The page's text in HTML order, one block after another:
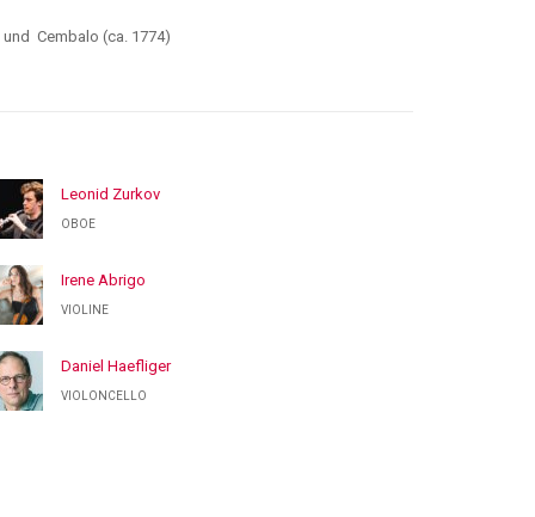
Cembalo (ca. 1774)
Leonid Zurkov
OBOE
Irene Abrigo
VIOLINE
Daniel Haefliger
VIOLONCELLO